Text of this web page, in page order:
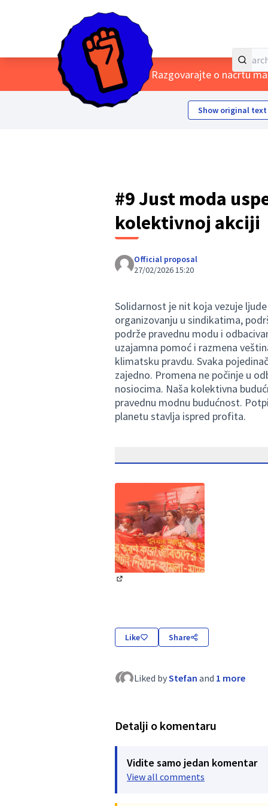
Home Main menu
/ Themes Razgovarajte o nacrtu
Show original text
#9 Just moda
kolektivnoj akciji
Official proposal
27/02/2026 15:20
Solidarnost je nit koja vezuje
organizovanju u sindikatima,
podrže pravednu modu i
uzajamna pomoć i razmena
klimatsku pravdu. Svaka
zajedno. Promena ne počinje u
nosiocima. Naša kolektivna
pravednu modnu budućnost.
planetu stavlja ispred profita.
Like Share
Liked byStefan and 1 more
Detalji o komentaru
Vidite samo jedan komentar
View all comments